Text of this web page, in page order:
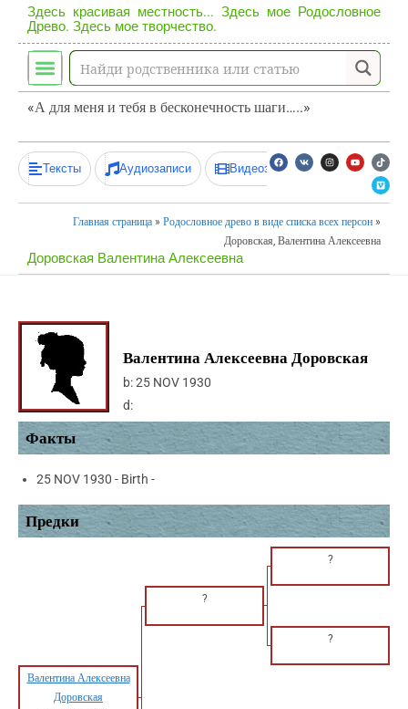
Здесь красивая местность... Здесь мое Родословное
Древо. Здесь мое творчество.
«А для меня и тебя в бесконечность шаги…..»
Тексты Аудиозаписи Видеозаписи
Главная страница » Родословное древо в виде списка всех персон »
Доровская, Валентина Алексеевна
Доровская Валентина Алексеевна
Валентина Алексеевна Доровская
b:25 NOV 1930
d:
Факты
25 NOV 1930 - Birth -
Предки
?
?
?
Валентина Алексеевна
Доровская